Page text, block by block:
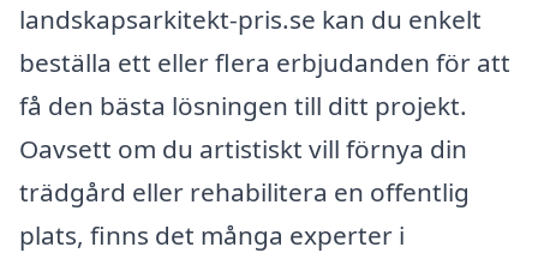
landskapsarkitekt-pris.se kan du enkelt
beställa ett eller flera erbjudanden för att
få den bästa lösningen till ditt projekt.
Oavsett om du artistiskt vill förnya din
trädgård eller rehabilitera en offentlig
plats, finns det många experter i